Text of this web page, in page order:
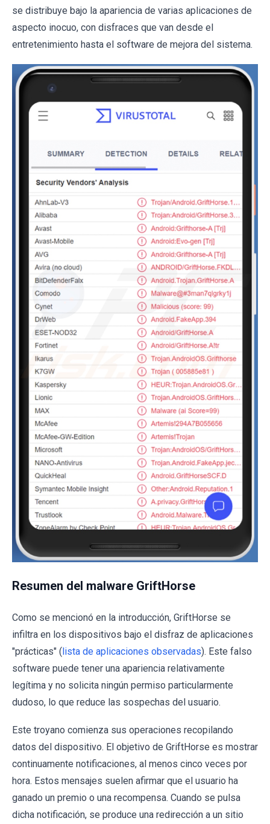
se distribuye bajo la apariencia de varias aplicaciones de
aspecto inocuo, con disfraces que van desde el
entretenimiento hasta el software de mejora del sistema.
Resumen del malware GriftHorse
Como se mencionó en la introducción, GriftHorse se
infiltra en los dispositivos bajo el disfraz de aplicaciones
"prácticas" (lista de aplicaciones observadas). Este falso
software puede tener una apariencia relativamente
legítima y no solicita ningún permiso particularmente
dudoso, lo que reduce las sospechas del usuario.
Este troyano comienza sus operaciones recopilando
datos del dispositivo. El objetivo de GriftHorse es mostrar
continuamente notificaciones, al menos cinco veces por
hora. Estos mensajes suelen afirmar que el usuario ha
ganado un premio o una recompensa. Cuando se pulsa
dicha notificación, se produce una redirección a un sitio